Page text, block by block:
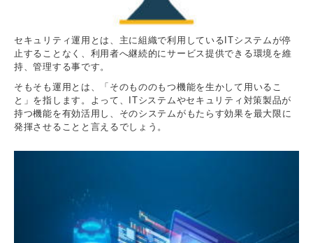
セキュリティ運用とは、主に組織で利用しているITシステムが停
止することなく、利用者へ継続的にサービス提供できる環境を維
持、管理する事です。
そもそも運用とは、「そのもののもつ機能を生かして用いるこ
と」を指します。よって、ITシステムやセキュリティ対策製品が
持つ機能を有効活用し、そのシステムがもたらす効果を最大限に
発揮させることと言えるでしょう。